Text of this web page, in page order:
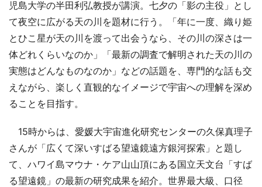
児島大学の半田利弘教授が講演。七夕の「影の主役」とし
て夜空に広がる天の川を題材に行う。「年に一度、織り姫
とひこ星が天の川を渡って出会うなら、その川の深さは一
体どれくらいなのか」「最新の調査で解明された天の川の
実態はどんなものなのか」などの話題を、専門的な話も交
えながら、楽しく直観的なイメージで宇宙への理解を深め
ることを目指す。
15時からは、愛媛大宇宙進化研究センターの久保真理子
さんが「広くて深いすばる望遠鏡遠方銀河探索」と題し
て、ハワイ島マウナ・ケア山山頂にある国立天文台「すば
る望遠鏡」の最新の研究成果を紹介。世界最大級、口径